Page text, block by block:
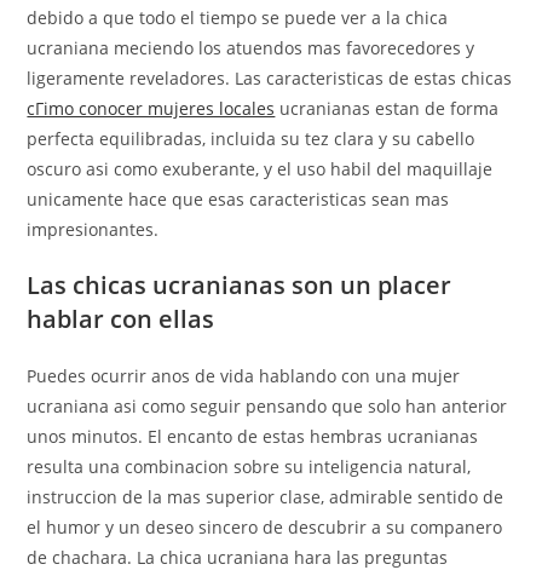
debido a que todo el tiempo se puede ver a la chica
ucraniana meciendo los atuendos mas favorecedores y
ligeramente reveladores. Las caracteristicas de estas chicas
cГіmo conocer mujeres locales ucranianas estan de forma
perfecta equilibradas, incluida su tez clara y su cabello
oscuro asi­ como exuberante, y el uso habil del maquillaje
unicamente hace que esas caracteristicas sean mas
impresionantes.
Las chicas ucranianas son un placer
hablar con ellas
Puedes ocurrir anos de vida hablando con una mujer
ucraniana asi­ como seguir pensando que solo han anterior
unos minutos. El encanto de estas hembras ucranianas
resulta una combinacion sobre su inteligencia natural,
instruccion de la mas superior clase, admirable sentido de
el humor y un deseo sincero de descubrir a su companero
de chachara. La chica ucraniana hara las preguntas